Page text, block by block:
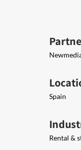
Spain
Rental &